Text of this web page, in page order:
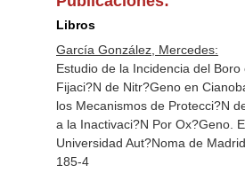
Libros
García González, Mercedes:
Estudio de la Incidencia del
Fijaci?N de Nitr?Geno en
los Mecanismos de Protecci?N
a la Inactivaci?N Por Ox?Geno.
Universidad Aut?Noma de
185-4